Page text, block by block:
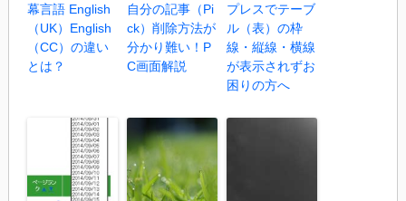
幕言語 English
（UK）English
（CC）の違い
とは？
自分の記事（Pi
ck）削除方法が
分かり難い！P
C画面解説
プレスでテーブ
ル（表）の枠
線・縦線・横線
が表示されずお
困りの方へ